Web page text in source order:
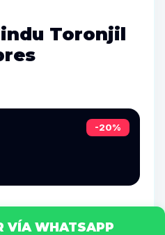
Toronjil
-20%
VÍA WHATSAPP